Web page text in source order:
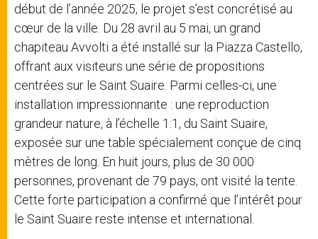
début de l’année 2025, le projet s’est concrétisé au
cœur de la ville. Du 28 avril au 5 mai, un grand
chapiteau Avvolti a été installé sur la Piazza Castello,
offrant aux visiteurs une série de propositions
centrées sur le Saint Suaire. Parmi celles-ci, une
installation impressionnante : une reproduction
grandeur nature, à l’échelle 1:1, du Saint Suaire,
exposée sur une table spécialement conçue de cinq
mètres de long. En huit jours, plus de 30 000
personnes, provenant de 79 pays, ont visité la tente.
Cette forte participation a confirmé que l’intérêt pour
le Saint Suaire reste intense et international.